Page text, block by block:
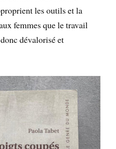
les outils et la
femmes que le travail
dévalorisé et